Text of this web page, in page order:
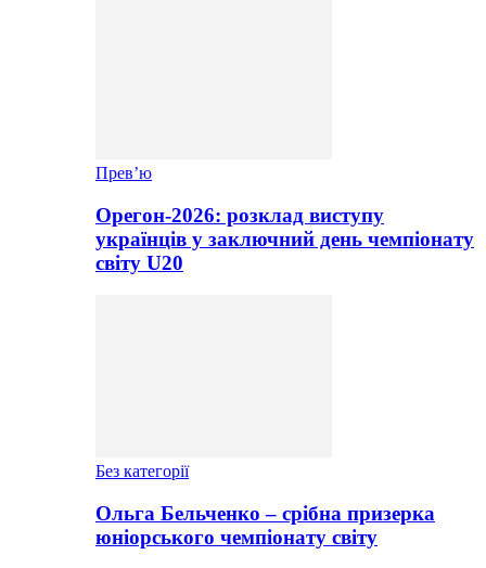
Прев’ю
Орегон-2026: розклад виступу
українців у заключний день чемпіонату
світу U20
Без категорії
Ольга Бельченко – срібна призерка
юніорського чемпіонату світу